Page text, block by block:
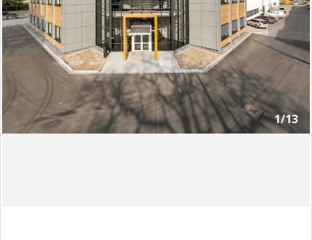
adverteren
Premium
adverteren
Blog
Registreren
Login
1/13